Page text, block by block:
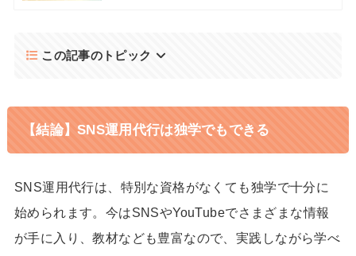
この記事のトピック
【結論】SNS運用代行は独学でもできる
SNS運用代行は、特別な資格がなくても独学で十分に
始められます。今はSNSやYouTubeでさまざまな情報
が手に入り、教材なども豊富なので、実践しながら学べ